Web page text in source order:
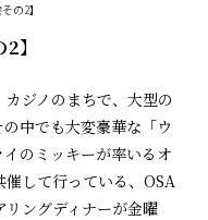
の2】
】
ジノのまちで、大型の
中でも大変豪華な「ウ
のミッキーが率いるオ
催して行っている、OSA
ングディナーが金曜